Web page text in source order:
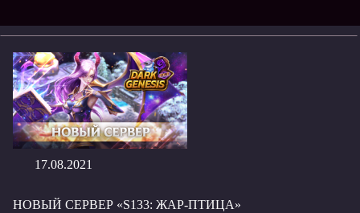
17.08.2021
НОВЫЙ СЕРВЕР «S133: ЖАР-ПТИЦА»